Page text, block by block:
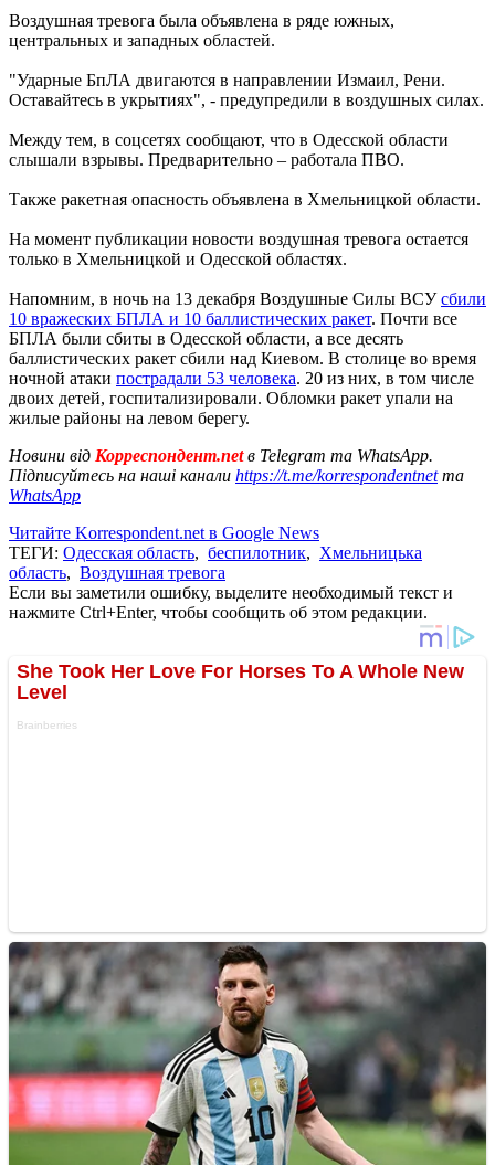
Воздушная тревога была объявлена в ряде южных,
центральных и западных областей.
"Ударные БпЛА двигаются в направлении Измаил, Рени.
Оставайтесь в укрытиях", - предупредили в воздушных силах.
Между тем, в соцсетях сообщают, что в Одесской области
слышали взрывы. Предварительно – работала ПВО.
Также ракетная опасность объявлена в Хмельницкой области.
На момент публикации новости воздушная тревога остается
только в Хмельницкой и Одесской областях.
Напомним, в ночь на 13 декабря Воздушные Силы ВСУсбили
10 вражеских БПЛА и 10 баллистических ракет. Почти все
БПЛА были сбиты в Одесской области, а все десять
баллистических ракет сбили над Киевом. В столице во время
ночной атаки пострадали 53 человека. 20 из них, в том числе
двоих детей, госпитализировали. Обломки ракет упали на
жилые районы на левом берегу.
Новини від Корреспондент.netв Telegram та WhatsApp.
Підписуйтесь на наші канали https://t.me/korrespondentnetта
WhatsApp
Читайте Korrespondent.net в Google News
ТЕГИ: Одесская область, беспилотник, Хмельницька
область, Воздушная тревога
Если вы заметили ошибку, выделите необходимый текст и
нажмите Ctrl+Enter, чтобы сообщить об этом редакции.